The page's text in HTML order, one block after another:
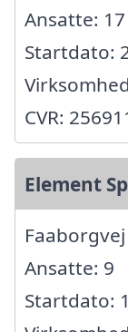
Ansatte: 17
Startdato:
CVR:
Element
Ansatte: 9
Startdato: